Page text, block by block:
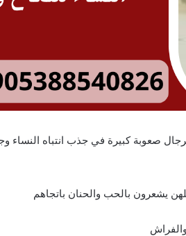
صعوبة كبيرة في جذب انتباه النساء
يشعرون بالحب والحنان باتجاهم